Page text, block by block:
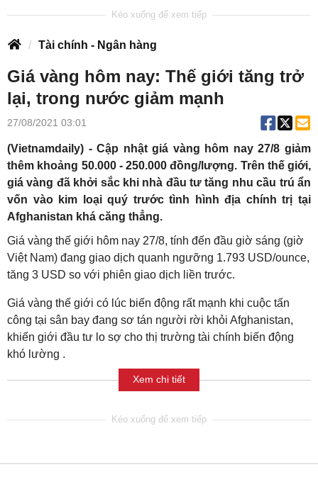
Tài chính - Ngân hàng
Giá vàng hôm nay: Thế giới tăng trở
lại, trong nước giảm mạnh
27/08/2021 03:01
(Vietnamdaily) - Cập nhật giá vàng hôm nay 27/8 giảm
thêm khoảng 50.000 - 250.000 đồng/lượng. Trên thế giới,
giá vàng đã khởi sắc khi nhà đầu tư tăng nhu cầu trú ẩn
vốn vào kim loại quý trước tình hình địa chính trị tại
Afghanistan khá căng thẳng.
Giá vàng thế giới hôm nay 27/8, tính đến đầu giờ sáng (giờ
Việt Nam) đang giao dịch quanh ngưỡng 1.793 USD/ounce,
tăng 3 USD so với phiên giao dịch liền trước.
Giá vàng thế giới có lúc biến động rất mạnh khi cuộc tấn
công tại sân bay đang sơ tán người rời khỏi Afghanistan,
khiến giới đầu tư lo sợ cho thị trường tài chính biến động
khó lường .
Xem chi tiết